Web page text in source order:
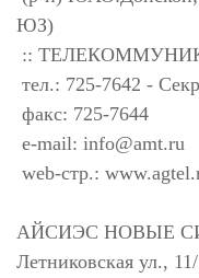
ЮЗ)
::
тел.: 725-7642 -
факс: 725-7644
e-mail: info@amt.ru
web-стр.:
АЙСИЭС НОВЫЕ
Летниковская ул.,